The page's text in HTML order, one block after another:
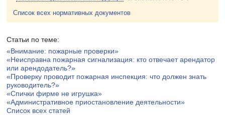
Список всех нормативных документов
Статьи по теме:
«Внимание: пожарные проверки»
«Неисправна пожарная сигнализация: кто отвечает арендатор
или арендодатель?»
«Проверку проводит пожарная инспекция: что должен знать
руководитель?»
«Спички фирме не игрушка»
«Административное приостановление деятельности»
Список всех статей